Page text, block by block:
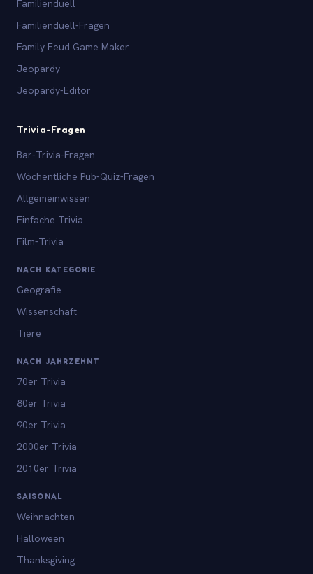
Familienduell
Familienduell-Fragen
Family Feud Game Maker
Jeopardy
Jeopardy-Editor
Trivia-Fragen
Bar-Trivia-Fragen
Wöchentliche Pub-Quiz-Fragen
Allgemeinwissen
Einfache Trivia
Film-Trivia
NACH KATEGORIE
Geografie
Wissenschaft
Tiere
NACH JAHRZEHNT
70er Trivia
80er Trivia
90er Trivia
2000er Trivia
2010er Trivia
SAISONAL
Weihnachten
Halloween
Thanksgiving